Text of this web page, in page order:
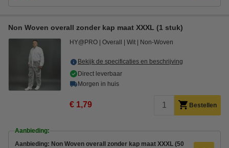
Non Woven overall zonder kap maat XXXL (1 stuk)
HY@PRO Overall Wit Non-Woven
Bekijk de specificaties en beschrijving
Direct leverbaar
Morgen in huis
€ 1,79 Bestellen
Aanbieding:
Aanbieding: Non Woven overall zonder kap maat XXXL (50